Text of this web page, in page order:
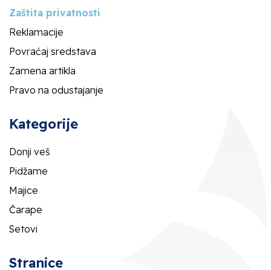
Zaštita privatnosti
Reklamacije
Povraćaj sredstava
Zamena artikla
Pravo na odustajanje
Kategorije
Donji veš
Pidžame
Majice
Čarape
Setovi
Stranice